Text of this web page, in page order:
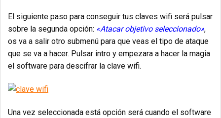
El siguiente paso para conseguir tus claves wifi será pulsar
sobre la segunda opción: «Atacar objetivo seleccionado»,
os va a salir otro submenú para que veas el tipo de ataque
que se va a hacer. Pulsar intro y empezara a hacer la magia
el software para descifrar la clave wifi.
Una vez seleccionada está opción será cuando el software